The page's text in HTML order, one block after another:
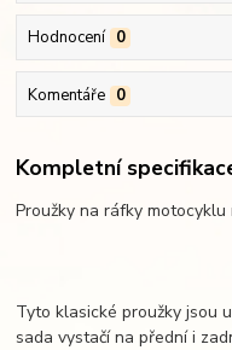
Hodnocení 0
Komentáře 0
Kompletní
Proužky na ráfky
Tyto klasické proužky jsou
sada vystačí na přední i